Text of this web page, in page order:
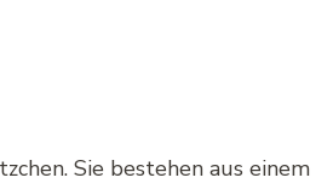
Sie bestehen aus einem